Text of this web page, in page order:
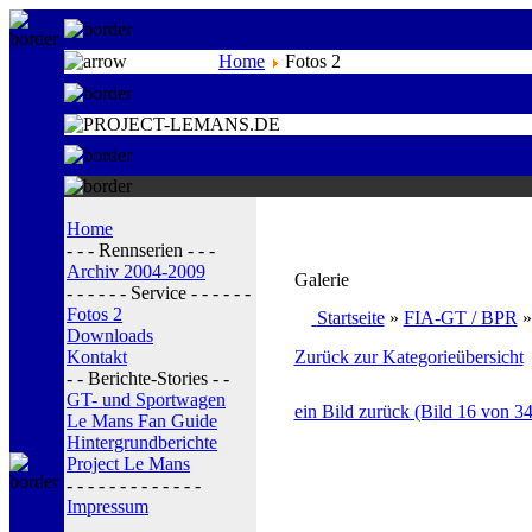
Home Fotos 2
Home
- - - Rennserien - - -
Archiv 2004-2009
- - - - - - Service - - - - - -
Fotos 2
Downloads
Kontakt
- - Berichte-Stories - -
GT- und Sportwagen
Le Mans Fan Guide
Hintergrundberichte
Project Le Mans
- - - - - - - - - - - - -
Impressum
Galerie
Startseite» FIA-GT / BPR
Zurück zur Kategorieübersicht
ein Bild zurück (Bild 16 von